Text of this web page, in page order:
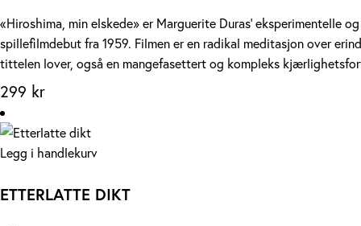
«Hiroshima, min elskede» er Marguerite Duras’ eksperimentelle
spillefilmdebut fra 1959. Filmen er en radikal meditasjon over
tittelen lover, også en mangefasettert og kompleks
299 kr
Legg i handlekurv
ETTERLATTE DIKT